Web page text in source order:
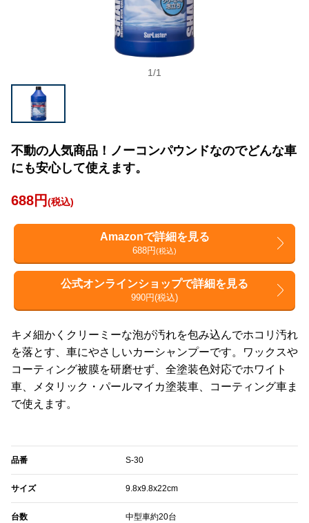
1/1
不動の人気商品！ノーコンパウンドなのでどんな車
にも安心して使えます。
688円(税込)
Amazonで詳細を見る
688円(税込)
公式オンラインショップで詳細を見る
990円(税込)
キメ細かくクリーミーな泡が汚れを包み込んでホコリ汚れ
を落とす、車にやさしいカーシャンプーです。ワックスや
コーティング被膜を研磨せず、全塗装色対応でホワイト
車、メタリック・パールマイカ塗装車、コーティング車ま
で使えます。
品番 S-30
サイズ 9.8x9.8x22cm
台数 中型車約20台